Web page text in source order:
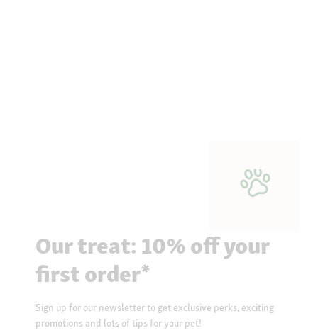
Our treat: 10% off your
first order*
Sign up for our newsletter to get exclusive perks, exciting
promotions and lots of tips for your pet!